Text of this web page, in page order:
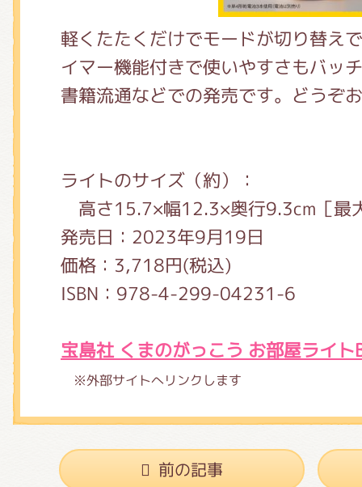
軽くたたくだけでモードが切り替え
イマー機能付きで使いやすさもバッ
書籍流通などでの発売です。どうぞ
ライトのサイズ（約）：
高さ15.7×幅12.3×奥行9.3cm［最
発売日：2023年9月19日
価格：3,718円(税込)
ISBN：978-4-299-04231-6
宝島社 くまのがっこう お部屋ライト
※外部サイトへリンクします
前の記事